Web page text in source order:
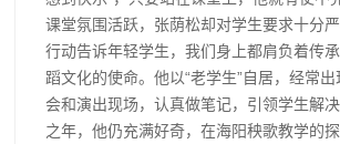
课堂氛围活跃，张荫松却对学生要求十分
行动告诉年轻学生，我们身上都肩负着传
蹈文化的使命。他以“老学生”自居，经常
会和演出现场，认真做笔记，引领学生解
之年，他仍充满好奇，在海阳秧歌教学的